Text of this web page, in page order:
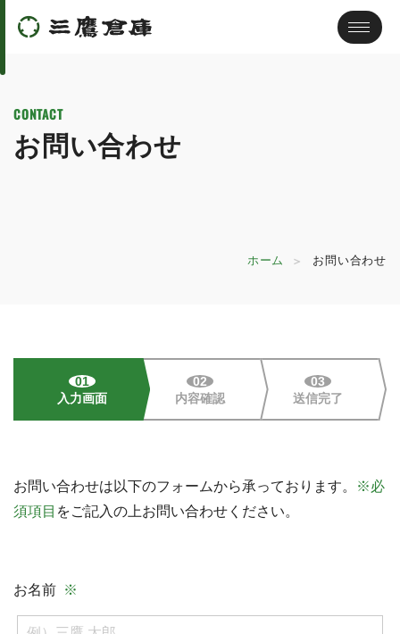
CONTACT
お問い合わせ
ホーム お問い合わせ
01
入力画面
02
内容確認
03
送信完了
お問い合わせは以下のフォームから承っております。
※必
須項目 をご記入の上お問い合わせください。
お名前